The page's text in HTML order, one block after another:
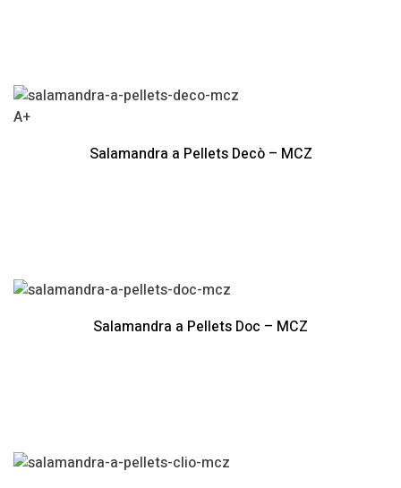
A+
Salamandra a Pellets Decò – MCZ
Salamandra a Pellets Doc – MCZ